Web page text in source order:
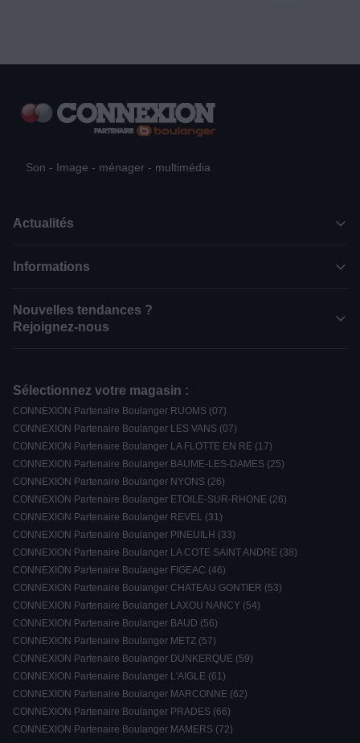
Son - Image - ménager - multimédia
Actualités
Informations
Nouvelles tendances ?
Rejoignez-nous
Sélectionnez votre magasin :
CONNEXION Partenaire Boulanger RUOMS (07)
CONNEXION Partenaire Boulanger LES VANS (07)
CONNEXION Partenaire Boulanger LA FLOTTE EN RE (17)
CONNEXION Partenaire Boulanger BAUME-LES-DAMES (25)
CONNEXION Partenaire Boulanger NYONS (26)
CONNEXION Partenaire Boulanger ETOILE-SUR-RHONE (26)
CONNEXION Partenaire Boulanger REVEL (31)
CONNEXION Partenaire Boulanger PINEUILH (33)
CONNEXION Partenaire Boulanger LA COTE SAINT ANDRE (38)
CONNEXION Partenaire Boulanger FIGEAC (46)
CONNEXION Partenaire Boulanger CHATEAU GONTIER (53)
CONNEXION Partenaire Boulanger LAXOU NANCY (54)
CONNEXION Partenaire Boulanger BAUD (56)
CONNEXION Partenaire Boulanger METZ (57)
CONNEXION Partenaire Boulanger DUNKERQUE (59)
CONNEXION Partenaire Boulanger L'AIGLE (61)
CONNEXION Partenaire Boulanger MARCONNE (62)
CONNEXION Partenaire Boulanger PRADES (66)
CONNEXION Partenaire Boulanger MAMERS (72)